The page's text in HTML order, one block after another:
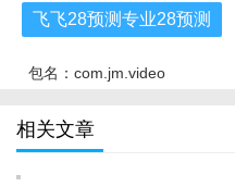
飞飞28预测专业28预测
包名：com.jm.video
相关文章